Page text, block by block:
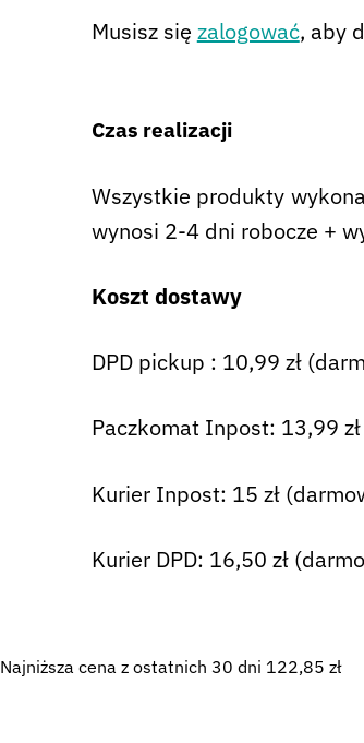
Musisz się zalogować, aby
Czas realizacji
Wszystkie produkty
wynosi 2-4 dni robocze +
Koszt dostawy
DPD pickup : 10,99 zł
Paczkomat Inpost: 13,99
Kurier Inpost: 15 zł
Kurier DPD: 16,50 zł
Najniższa cena z ostatnich 30 dni 122,85 zł